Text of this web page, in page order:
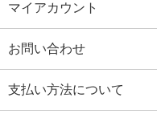
マイアカウント
お問い合わせ
支払い方法について